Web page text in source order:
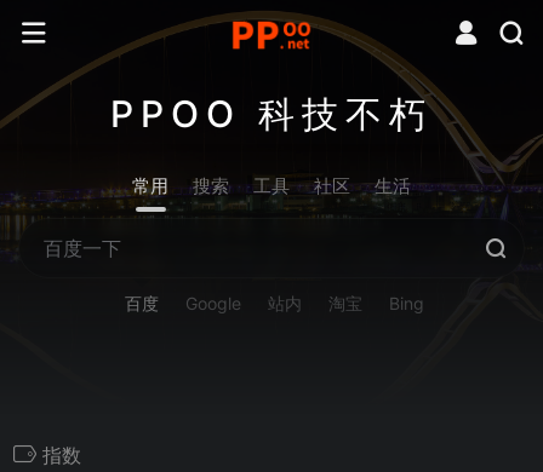
PPOO 科技不朽
常用 搜索 工具 社区 生活
百度 Google 站内 淘宝 Bing
指数